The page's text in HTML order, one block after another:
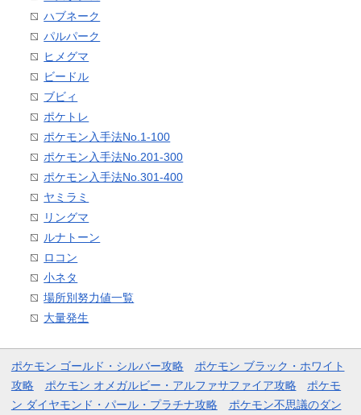
ハブネーク
パルパーク
ヒメグマ
ビードル
ブビィ
ポケトレ
ポケモン入手法No.1-100
ポケモン入手法No.201-300
ポケモン入手法No.301-400
ヤミラミ
リングマ
ルナトーン
ロコン
小ネタ
場所別努力値一覧
大量発生
ポケモン ゴールド・シルバー攻略
ポケモン ブラック・ホワイト
攻略
ポケモン オメガルビー・アルファサファイア攻略
ポケモ
ン ダイヤモンド・パール・プラチナ攻略
ポケモン不思議のダン